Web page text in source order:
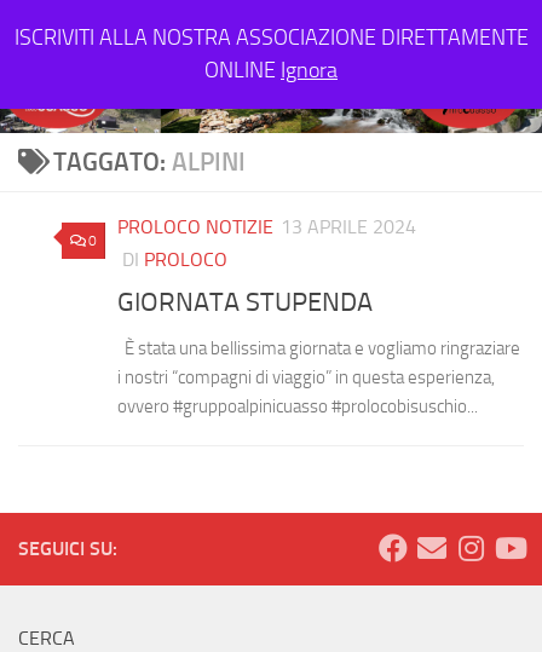
Salta al contenuto
TAGGATO: ALPINI
0
PROLOCO NOTIZIE 13 APRILE 2024
DI PROLOCO
GIORNATA STUPENDA
È stata una bellissima giornata e vogliamo ringraziare
i nostri “compagni di viaggio” in questa esperienza,
ovvero #gruppoalpinicuasso #prolocobisuschio...
SEGUICI SU:
CERCA
ISCRIVITI ALLA NOSTRA ASSOCIAZIONE DIRETTAMENTE
ONLINE Ignora